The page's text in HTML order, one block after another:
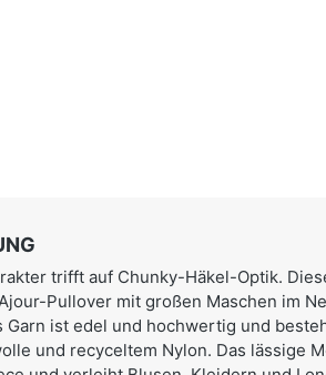
trifft auf Chunky-Häkel-Optik.
Pullover mit großen Maschen im
Garn ist edel und hochwertig und
und recyceltem Nylon. Das lässige